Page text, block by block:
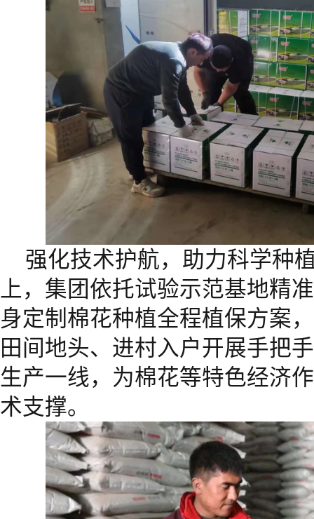
强化技术护航，助力科学种
上，集团依托试验示范基地精
身定制棉花种植全程植保方案
田间地头、进村入户开展手把
生产一线，为棉花等特色经济
术支撑。